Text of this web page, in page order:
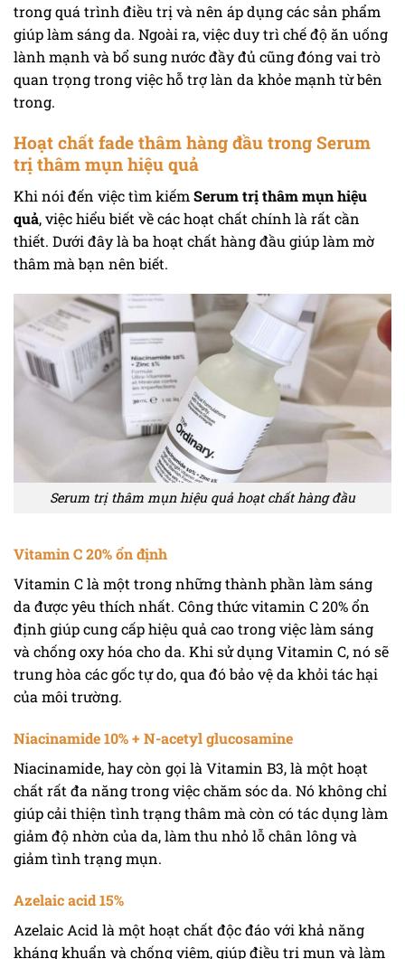
trong quá trình điều trị và nên áp dụng các sản phẩm
giúp làm sáng da. Ngoài ra, việc duy trì chế độ ăn uống
lành mạnh và bổ sung nước đầy đủ cũng đóng vai trò
quan trọng trong việc hỗ trợ làn da khỏe mạnh từ bên
trong.
Hoạt chất fade thâm hàng đầu trong Serum
trị thâm mụn hiệu quả
Khi nói đến việc tìm kiếm Serum trị thâm mụn hiệu
quả, việc hiểu biết về các hoạt chất chính là rất cần
thiết. Dưới đây là ba hoạt chất hàng đầu giúp làm mờ
thâm mà bạn nên biết.
Serum trị thâm mụn hiệu quả hoạt chất hàng đầu
Vitamin C 20% ổn định
Vitamin C là một trong những thành phần làm sáng
da được yêu thích nhất. Công thức vitamin C 20% ổn
định giúp cung cấp hiệu quả cao trong việc làm sáng
và chống oxy hóa cho da. Khi sử dụng Vitamin C, nó sẽ
trung hòa các gốc tự do, qua đó bảo vệ da khỏi tác hại
của môi trường.
Niacinamide 10% + N-acetyl glucosamine
Niacinamide, hay còn gọi là Vitamin B3, là một hoạt
chất rất đa năng trong việc chăm sóc da. Nó không chỉ
giúp cải thiện tình trạng thâm mà còn có tác dụng làm
giảm độ nhờn của da, làm thu nhỏ lỗ chân lông và
giảm tình trạng mụn.
Azelaic acid 15%
Azelaic Acid là một hoạt chất độc đáo với khả năng
kháng khuẩn và chống viêm, giúp điều trị mụn và làm